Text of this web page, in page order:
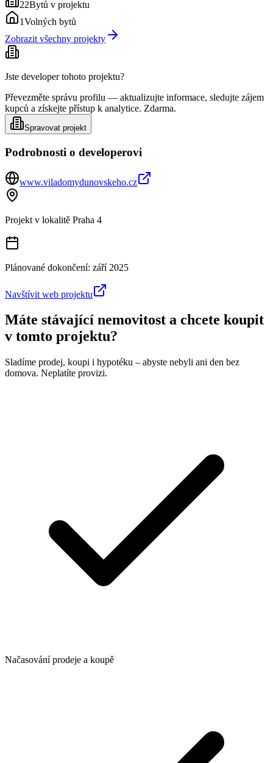
22Bytů v projektu
1Volných bytů
Zobrazit všechny projekty
Jste developer tohoto projektu?
Převezměte správu profilu — aktualizujte informace, sledujte zájem
kupců a získejte přístup k analytice. Zdarma.
Spravovat projekt
Podrobnosti o developerovi
www.viladomydunovskeho.cz
Projekt v lokalitě Praha 4
Plánované dokončení: září 2025
Navštívit web projektu
Máte stávající nemovitost a chcete koupit
v tomto projektu?
Sladíme prodej, koupi i hypotéku – abyste nebyli ani den bez
domova. Neplatíte provizi.
Načasování prodeje a koupě